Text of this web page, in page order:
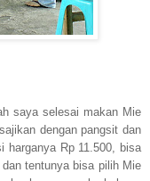
saya selesai makan Mie
dengan pangsit dan
harganya Rp 11.500, bisa
tentunya bisa pilih Mie